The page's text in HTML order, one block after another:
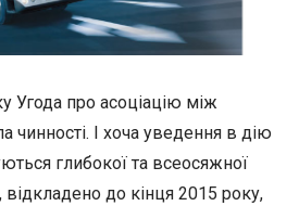
Угода про асоціацію між
чинності. І хоча уведення в дію
глибокої та всеосяжної
відкладено до кінця 2015 року,